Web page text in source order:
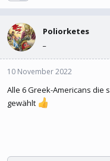
Poliorketes
10 November 2022
Alle 6 Greek-Americans die
gewählt